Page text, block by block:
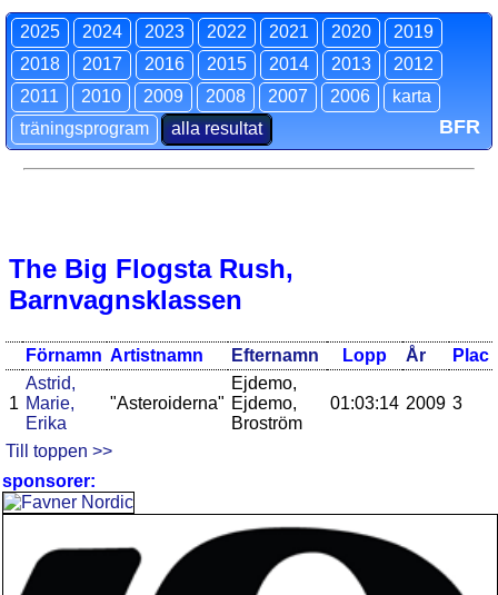
2025 2024 2023 2022 2021 2020
2019
2018
2017 2016 2015 2014 2013
2012
2011
2010 2009 2008 2007 2006
karta
träningsprogram
alla resultat BFR
The Big Flogsta Rush,
Barnvagnsklassen
Förnamn Artistnamn Efternamn Lopp År Plac
1
Astrid,
Marie,
Erika
"Asteroiderna"
Ejdemo,
Ejdemo,
Broström
01:03:14 2009 3
Till toppen >>
sponsorer: